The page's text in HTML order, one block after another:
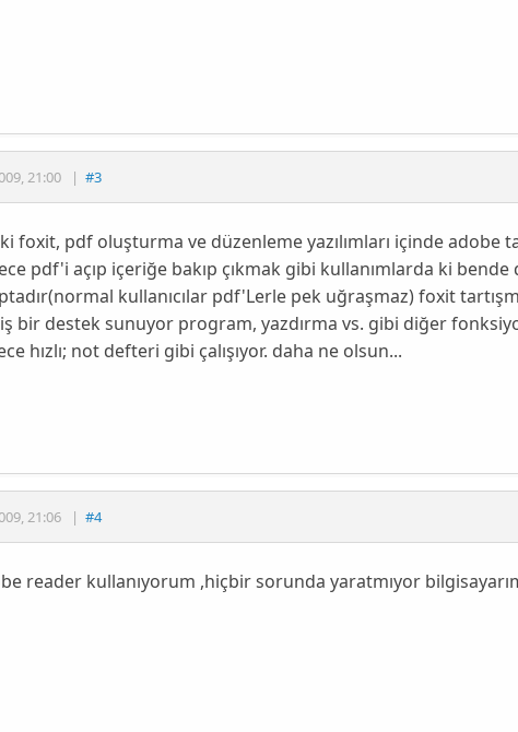
,21:00 | #3
foxit, pdf oluşturma ve düzenleme yazılımları içinde adobe
pdf'i açıp içeriğe bakıp çıkmak gibi kullanımlarda ki
kullanıcılar pdf'Lerle pek uğraşmaz) foxit
bir destek sunuyor program, yazdırma vs. gibi diğer
hızlı; not defteri gibi çalışıyor. daha ne olsun...
,21:06 | #4
reader kullanıyorum ,hiçbir sorunda yaratmıyor